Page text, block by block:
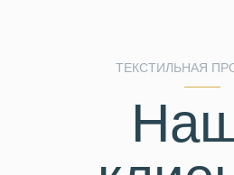
ТЕКСТИЛЬНАЯ